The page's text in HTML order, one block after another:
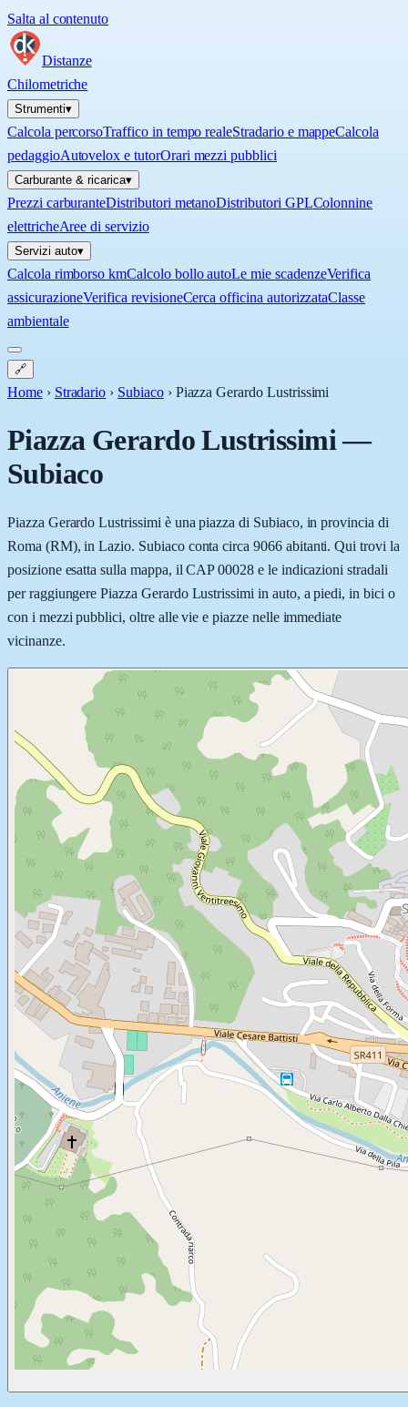
Salta al contenuto
Distanze
Chilometriche
Strumenti▾
Calcola percorsoTraffico in tempo realeStradario e mappeCalcola
pedaggioAutovelox e tutorOrari mezzi pubblici
Carburante & ricarica▾
Prezzi carburanteDistributori metanoDistributori GPLColonnine
elettricheAree di servizio
Servizi auto▾
Calcola rimborso kmCalcolo bollo autoLe mie scadenzeVerifica
assicurazioneVerifica revisioneCerca officina autorizzataClasse
ambientale
🔗
Home › Stradario › Subiaco › Piazza Gerardo Lustrissimi
Piazza Gerardo Lustrissimi—
Subiaco
Piazza Gerardo Lustrissimi è una piazza di Subiaco, in provincia di
Roma (RM), in Lazio. Subiaco conta circa 9066 abitanti. Qui trovi la
posizione esatta sulla mappa, il CAP 00028 e le indicazioni stradali
per raggiungere Piazza Gerardo Lustrissimi in auto, a piedi, in bici o
con i mezzi pubblici, oltre alle vie e piazze nelle immediate
vicinanze.